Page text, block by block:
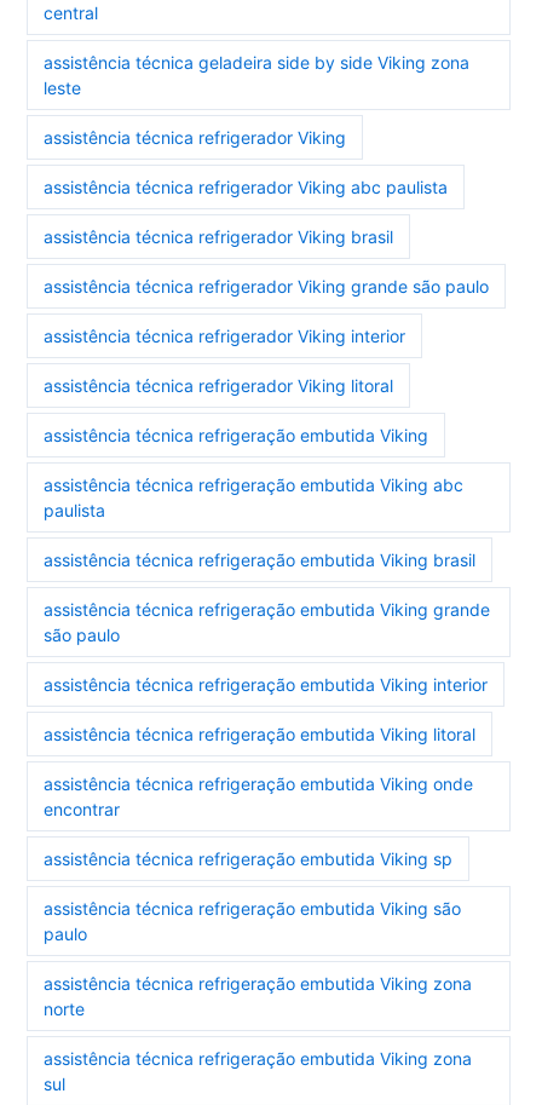
central
assistência técnica geladeira side by side Viking zona
leste
assistência técnica refrigerador Viking
assistência técnica refrigerador Viking abc paulista
assistência técnica refrigerador Viking brasil
assistência técnica refrigerador Viking grande são paulo
assistência técnica refrigerador Viking interior
assistência técnica refrigerador Viking litoral
assistência técnica refrigeração embutida Viking
assistência técnica refrigeração embutida Viking abc
paulista
assistência técnica refrigeração embutida Viking brasil
assistência técnica refrigeração embutida Viking grande
são paulo
assistência técnica refrigeração embutida Viking interior
assistência técnica refrigeração embutida Viking litoral
assistência técnica refrigeração embutida Viking onde
encontrar
assistência técnica refrigeração embutida Viking sp
assistência técnica refrigeração embutida Viking são
paulo
assistência técnica refrigeração embutida Viking zona
norte
assistência técnica refrigeração embutida Viking zona
sul